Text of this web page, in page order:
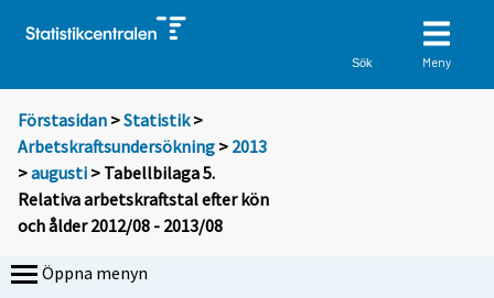
Sök Meny
Förstasidan >Statistik >
Arbetskraftsundersökning > 2013
>augusti > Tabellbilaga 5.
Relativa arbetskraftstal efter kön
och ålder 2012/08 - 2013/08
Öppna menyn